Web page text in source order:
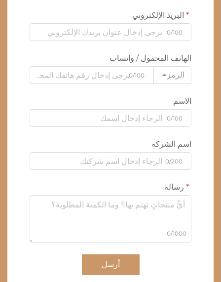
البريد الإلكتروني
0/100
الهاتف المحمول / واتساب
الرمز
0/100
الاسم
0/100
اسم الشركة
0/200
رسالة
0/1000
أرسل